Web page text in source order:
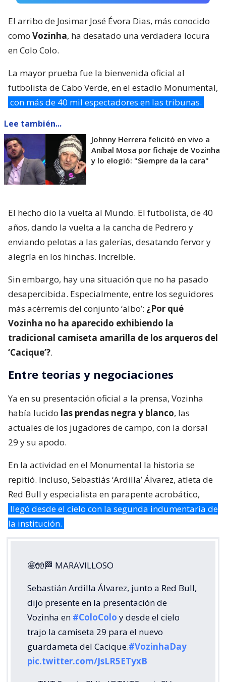
El arribo de Josimar José Évora Dias, más conocido
como Vozinha, ha desatado una verdadera locura
en Colo Colo.
La mayor prueba fue la bienvenida oficial al
futbolista de Cabo Verde, en el estadio Monumental,
con más de 40 mil espectadores en las tribunas.
Lee también...
Johnny Herrera felicitó en vivo a
Aníbal Mosa por fichaje de Vozinha
y lo elogió: "Siempre da la cara"
El hecho dio la vuelta al Mundo. El futbolista, de 40
años, dando la vuelta a la cancha de Pedrero y
enviando pelotas a las galerías, desatando fervor y
alegría en los hinchas. Increíble.
Sin embargo, hay una situación que no ha pasado
desapercibida. Especialmente, entre los seguidores
más acérremis del conjunto ‘albo’: ¿Por qué
Vozinha no ha aparecido exhibiendo la
tradicional camiseta amarilla de los arqueros del
‘Cacique’?.
Entre teorías y negociaciones
Ya en su presentación oficial a la prensa, Vozinha
había lucido las prendas negra y blanco, las
actuales de los jugadores de campo, con la dorsal
29 y su apodo.
En la actividad en el Monumental la historia se
repitió. Incluso, Sebastiás ‘Ardilla’ Álvarez, atleta de
Red Bull y especialista en parapente acrobático,
llegó desde el cielo con la segunda indumentaria de
la institución.
🤩🧤🏁 MARAVILLOSO
Sebastián Ardilla Álvarez, junto a Red Bull,
dijo presente en la presentación de
Vozinha en #ColoColo y desde el cielo
trajo la camiseta 29 para el nuevo
guardameta del Cacique.#VozinhaDay
pic.twitter.com/JsLR5ETyxB